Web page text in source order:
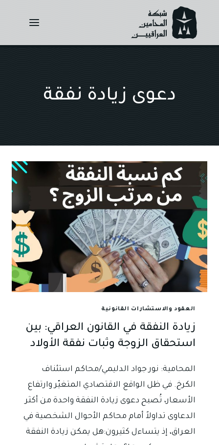
content
دعوى زيادة نفقة
العقود والاستشارات القانونية
زيادة النفقة في القانون العراقي: بين
استحقاق الزوجة وثبات نفقة الأولاد
المحامية: نور جواد الدليمي/محاكم استئناف
الكرخ. في ظل الواقع الاقتصادي المتغيّر وارتفاع
الأسعار، تُصبح دعوى زيادة النفقة واحدة من أكثر
الدعاوى تداولاً أمام محاكم الأحوال الشخصية في
العراق، إذ يتساءل كثيرون:هل يمكن زيادة النفقة